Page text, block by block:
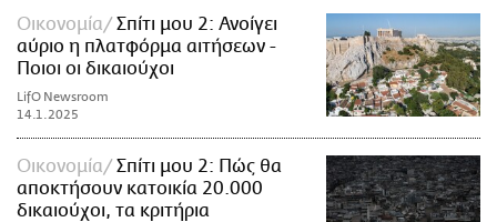
Οικονομία
Σπίτι μου 2: Ανοίγει
αύριο η πλατφόρμα αιτήσεων -
Ποιοι οι δικαιούχοι
LifO Newsroom
14.1.2025
Οικονομία
Σπίτι μου 2: Πώς θα
αποκτήσουν κατοικία 20.000
δικαιούχοι, τα κριτήρια